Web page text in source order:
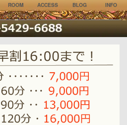
ROOM ACCESS BLOG INFO